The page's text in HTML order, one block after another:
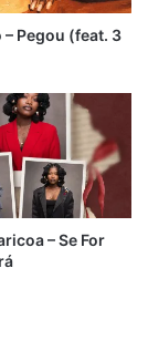
– Pegou (feat. 3
– Se For